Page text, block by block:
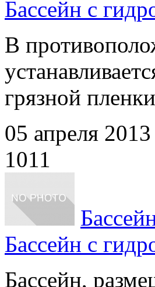
Бассейн с
В
грязной
05 апреля 2013
1011
Бассейн с
Бассейн,